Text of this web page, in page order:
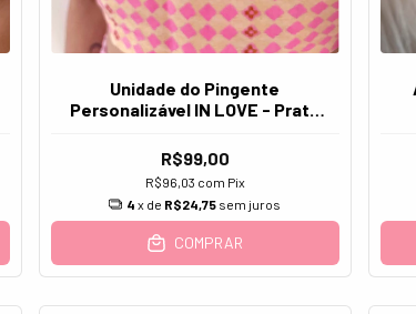
Unidade do Pingente
Personalizável IN LOVE - Prata
R$99,00
R$96,03 com Pix
4 x de R$24,75 sem juros
COMPRAR